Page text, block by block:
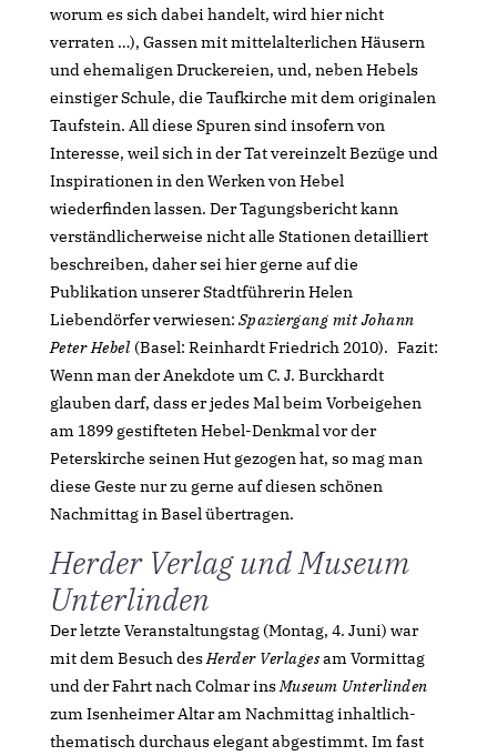
worum es sich dabei handelt, wird hier nicht
verraten …), Gassen mit mittelalterlichen Häusern
und ehemaligen Druckereien, und, neben Hebels
einstiger Schule, die Taufkirche mit dem originalen
Taufstein. All diese Spuren sind insofern von
Interesse, weil sich in der Tat vereinzelt Bezüge und
Inspirationen in den Werken von Hebel
wiederfinden lassen. Der Tagungsbericht kann
verständlicherweise nicht alle Stationen detailliert
beschreiben, daher sei hier gerne auf die
Publikation unserer Stadtführerin Helen
Liebendörfer verwiesen: Spaziergang mit Johann
Peter Hebel (Basel: Reinhardt Friedrich 2010). Fazit:
Wenn man der Anekdote um C. J. Burckhardt
glauben darf, dass er jedes Mal beim Vorbeigehen
am 1899 gestifteten Hebel-Denkmal vor der
Peterskirche seinen Hut gezogen hat, so mag man
diese Geste nur zu gerne auf diesen schönen
Nachmittag in Basel übertragen.
Herder Verlag und Museum
Unterlinden
Der letzte Veranstaltungstag (Montag, 4. Juni) war
mit dem Besuch desHerder Verlagesam Vormittag
und der Fahrt nach Colmar insMuseum Unterlinden
zum Isenheimer Altar am Nachmittag inhaltlich-
thematisch durchaus elegant abgestimmt. Im fast